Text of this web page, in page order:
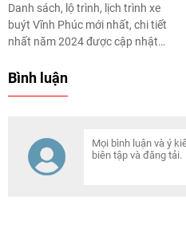
Danh sách, lộ trình, lịch trình xe
buýt Vĩnh Phúc mới nhất, chi tiết
nhất năm 2024 được cập nhật
Bình luận